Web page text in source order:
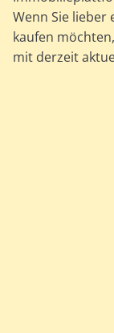
Wenn Sie
kaufen
mit derzeit